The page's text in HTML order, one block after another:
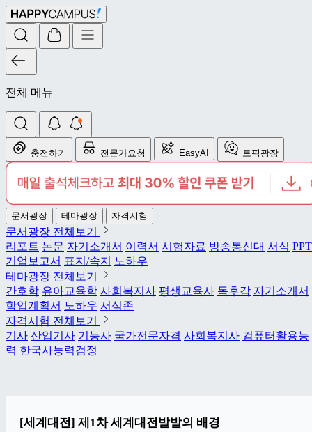
전체 메뉴
충전하기 전문가요청 EasyAI 토픽광장
문서광장 테마광장 자격시험
문서광장 전체보기
리포트 논문 자기소개서 이력서 시험자료 방송통신대 서식 PPT
기업보고서 표지/속지
노하우
테마광장 전체보기
간호학 유아교육학 사회복지사 평생교육사 독후감 자기소개서
학업계획서 노하우 서식존
자격시험 전체보기
기사 산업기사 기능사 국가전문자격 사회복지사 컴퓨터활용능
력 한국사능력검정
[세계대전] 제1차 세계대전발발의 배경